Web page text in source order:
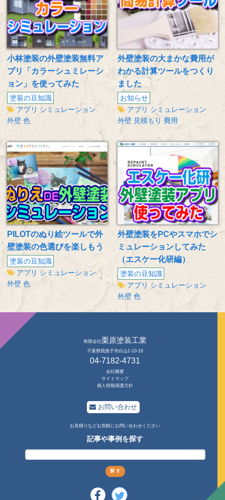
小林塗装の外壁塗装無料ア
プリ「カラーシュミレーシ
ョン」を使ってみた
塗装の豆知識
アプリ シミュレーション
外壁 色
外壁塗装の大まかな費用が
わかる計算ツールをつくり
ました
お知らせ
アプリ シミュレーション
外壁 見積もり 費用
PILOTのぬり絵ツールで外
壁塗装の色選びを楽しもう
塗装の豆知識
アプリ シミュレーション
外壁 色
外壁塗装をPCやスマホでシ
ミュレーションしてみた
（エスケー化研編）
塗装の豆知識
アプリ シミュレーション
外壁 色
有限会社栗原塗装工業
千葉県我孫子市白山1-10-16
04-7182-4731
会社概要
サイトマップ
個人情報保護方針
お問い合わせ
お見積りなどお気軽にお問い合わせください
記事や事例を探す